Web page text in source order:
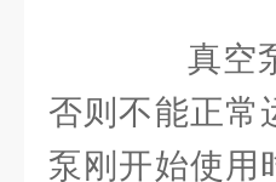
真空泵
否则不能正常
泵刚开始使用